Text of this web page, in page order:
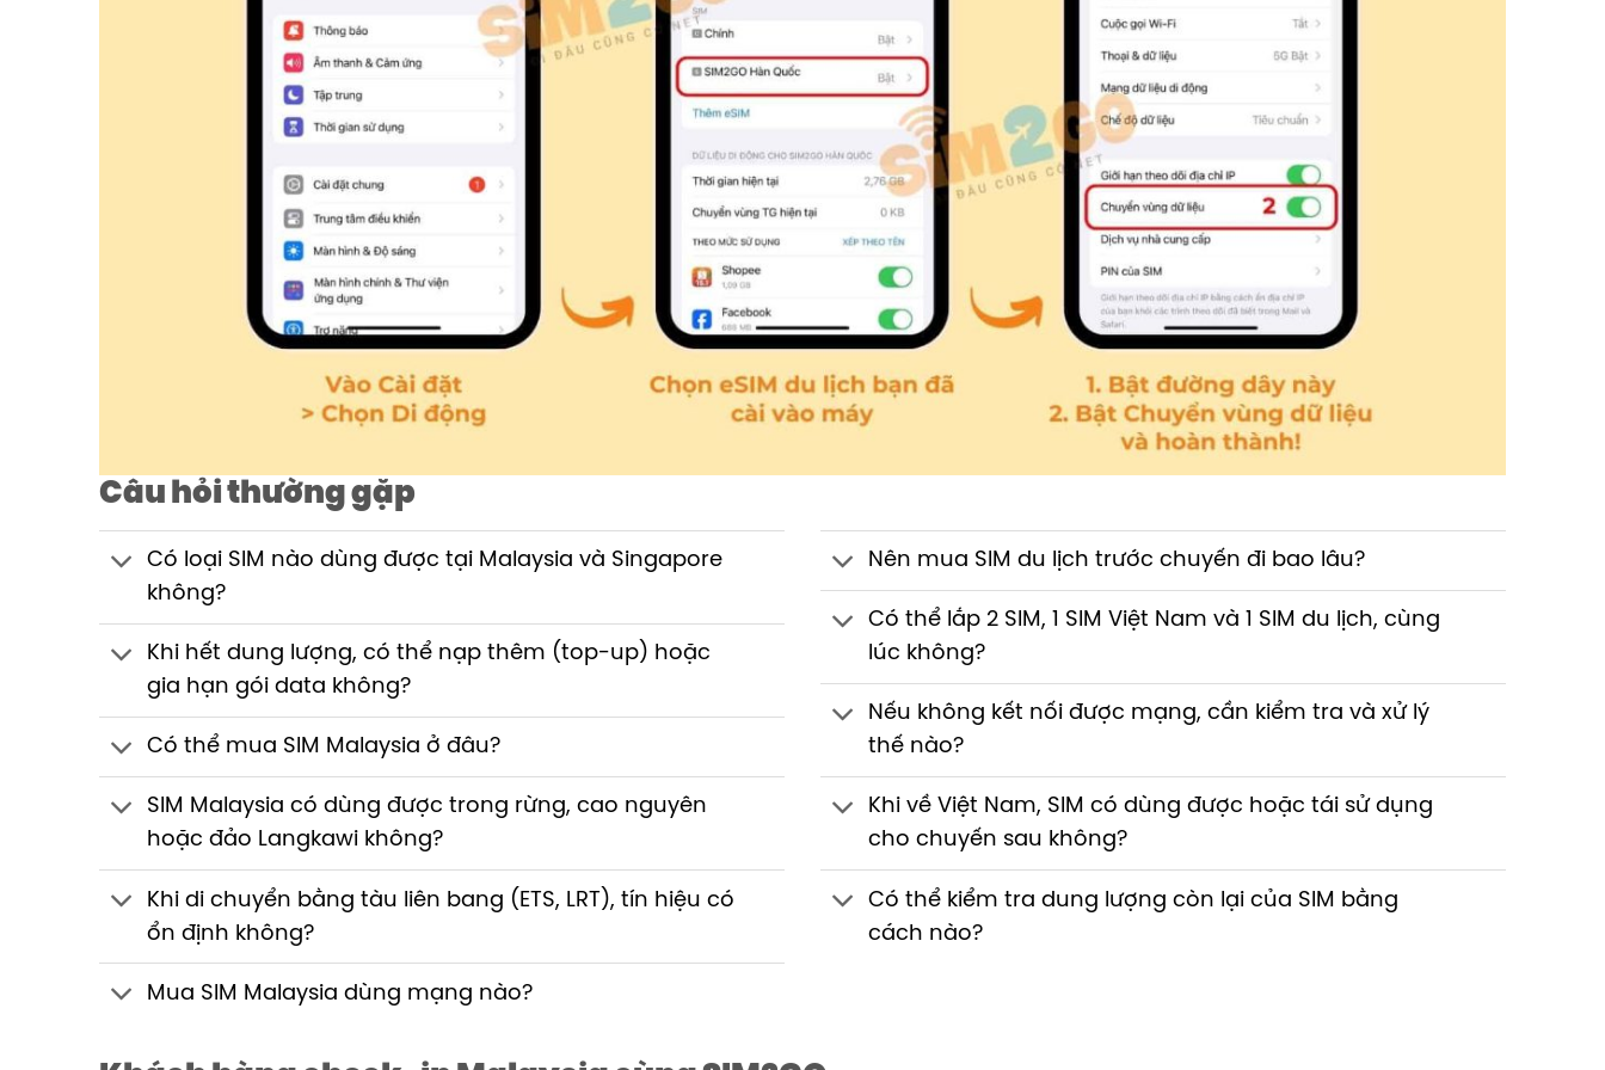
Câu hỏi thường gặp
Có loại SIM nào dùng được tại Malaysia và Singapore
không?
Khi hết dung lượng, có thể nạp thêm (top-up) hoặc
gia hạn gói data không?
Có thể mua SIM Malaysia ở đâu?
SIM Malaysia có dùng được trong rừng, cao nguyên
hoặc đảo Langkawi không?
Khi di chuyển bằng tàu liên bang (ETS, LRT), tín hiệu có
ổn định không?
Mua SIM Malaysia dùng mạng nào?
Nên mua SIM du lịch trước chuyến đi bao lâu?
Có thể lắp 2 SIM, 1 SIM Việt Nam và 1 SIM du lịch, cùng
lúc không?
Nếu không kết nối được mạng, cần kiểm tra và xử lý
thế nào?
Khi về Việt Nam, SIM có dùng được hoặc tái sử dụng
cho chuyến sau không?
Có thể kiểm tra dung lượng còn lại của SIM bằng
cách nào?